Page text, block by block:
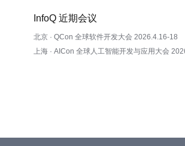
InfoQ 近期会议
北京 · QCon 全球软件开发大会 2026.4.16-18
上海 · AICon 全球人工智能开发与应用大会